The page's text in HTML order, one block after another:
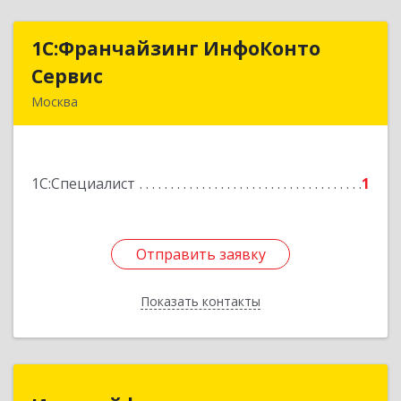
1С:Франчайзинг ИнфоКонто
Сервис
Москва
1С:Специалист 1
Отправить заявку
Показать контакты
1С:Франчайзинг ИнфоКонто
Отправить заявку
Назад